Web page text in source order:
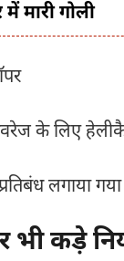
में मारी गोली
के लिए
लगाया
भी कड़े